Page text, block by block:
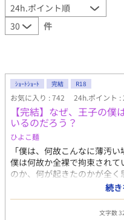
件
ｼｮｰﾄｼｮｰﾄ 完結 R18
お気に入り : 742 24h.ポイント :
【完結】なぜ、王子の
いるのだろう？
ひよこ麺
「僕は、何故こんなに薄汚
僕は何故か全裸で拘束され
のか、何が起きたのかが全
閉されて犯されていたよう
ぬ男が現れた。 なぜ、王子
に閉じ込められて、男に犯
続
文字数